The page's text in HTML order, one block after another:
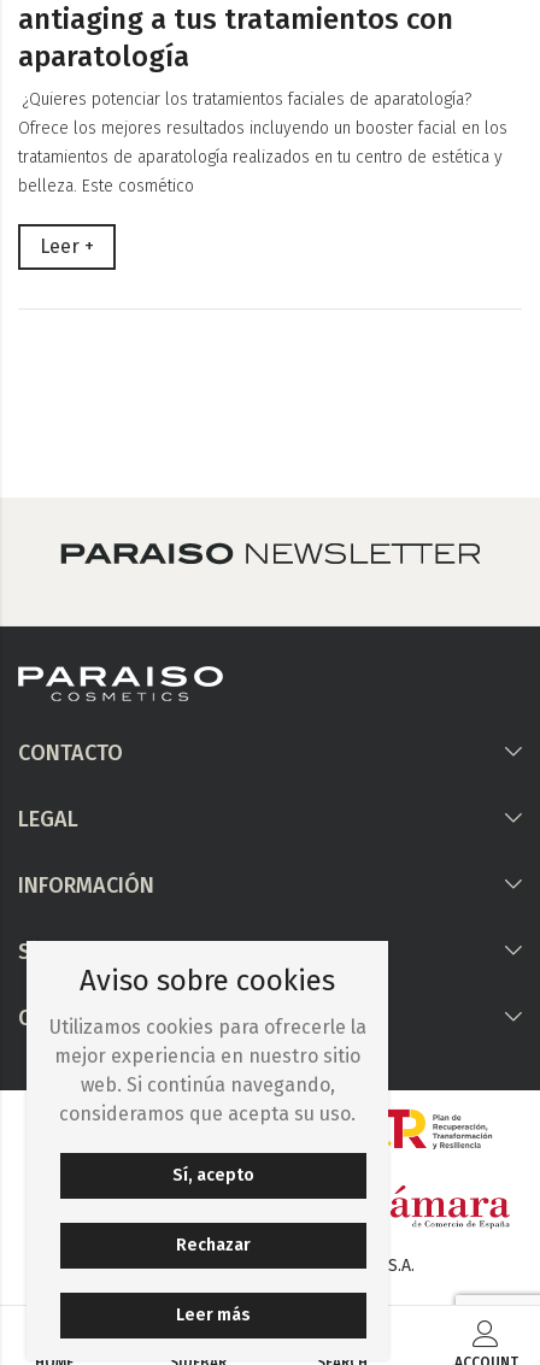
antiaging a tus tratamientos con
aparatología
¿Quieres potenciar los tratamientos faciales de aparatología?
Ofrece los mejores resultados incluyendo un booster facial en los
tratamientos de aparatología realizados en tu centro de estética y
belleza. Este cosmético
Leer +
CONTACTO
LEGAL
INFORMACIÓN
Síguenos
COLABORAMOS CON
© 2025. Iberocelulosa Madrileña, S.A.
Aviso sobre cookies
Utilizamos cookies para ofrecerle la
mejor experiencia en nuestro sitio
web. Si continúa navegando,
consideramos que acepta su uso.
Sí, acepto
Rechazar
Leer más